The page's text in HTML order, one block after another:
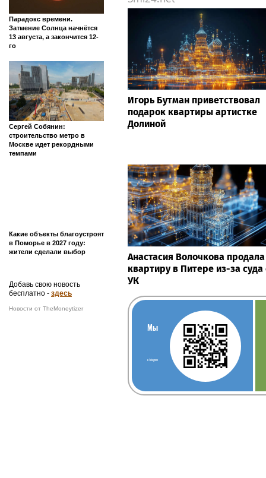
Парадокс времени.
Затмение Солнца начнётся
13 августа, а закончится 12-
го
Сергей Собянин:
строительство метро в
Москве идет рекордными
темпами
Какие объекты благоустроят
в Поморье в 2027 году:
жители сделали выбор
Добавь свою новость
бесплатно - здесь
Новости от TheMoneytizer
Игорь Бутман приветствовал
подарок квартиры артистке
Долиной
Анастасия Волочкова продала
квартиру в Питере из-за суда
УК
Мы
в Telegram